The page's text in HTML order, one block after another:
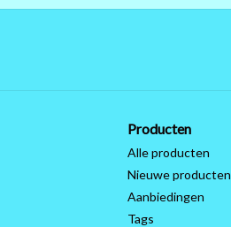
Producten
Alle producten
Nieuwe producten
Aanbiedingen
Tags